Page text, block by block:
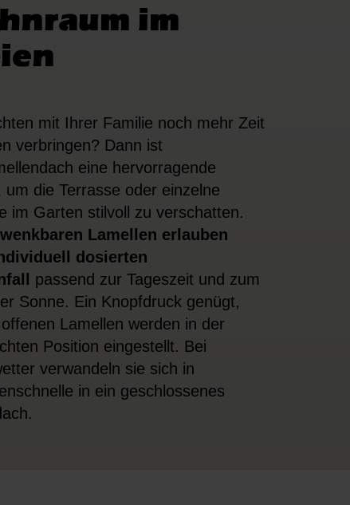
im
mit Ihrer Familie noch mehr Zeit
verbringen? Dann ist
eine hervorragende
um die Terrasse oder einzelne
im Garten stilvoll zu verschatten.
Lamellen erlauben
dosierten
passend zur Tageszeit und zum
Sonne. Ein Knopfdruck genügt,
Lamellen werden in der
Position eingestellt. Bei
verwandeln sie sich in
in ein geschlossenes